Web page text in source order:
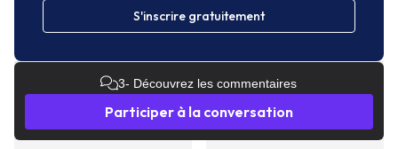
S'inscrire gratuitement
3- Découvrez les commentaires
Participer à la conversation